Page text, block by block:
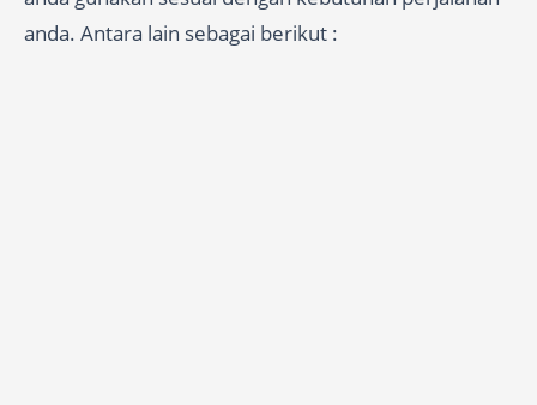
anda. Antara lain sebagai berikut :